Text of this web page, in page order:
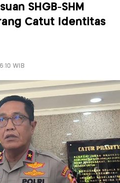
SHGB-SHM
Catut Identitas
WIB